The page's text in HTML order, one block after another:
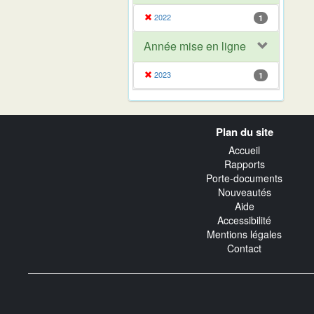
2022 1
Année mise en ligne
2023 1
Plan du site
Accueil
Rapports
Porte-documents
Nouveautés
Aide
Accessibilité
Mentions légales
Contact